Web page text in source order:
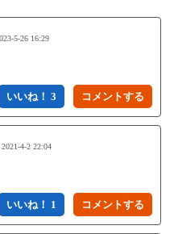
5-26 16:29
いいね！ 3
2021-4-2 22:04
いいね！ 1